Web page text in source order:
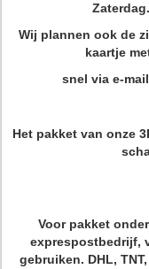
Wij plannen ook de
kaartje
snel via e-
Het pakket van onze
Voor pakket
exprespostbedrijf,
gebruiken. DHL,